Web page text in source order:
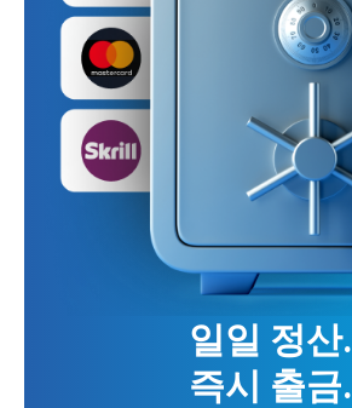
일일 정산.
즉시 출금.